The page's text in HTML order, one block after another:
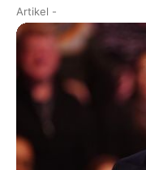
Artikel -